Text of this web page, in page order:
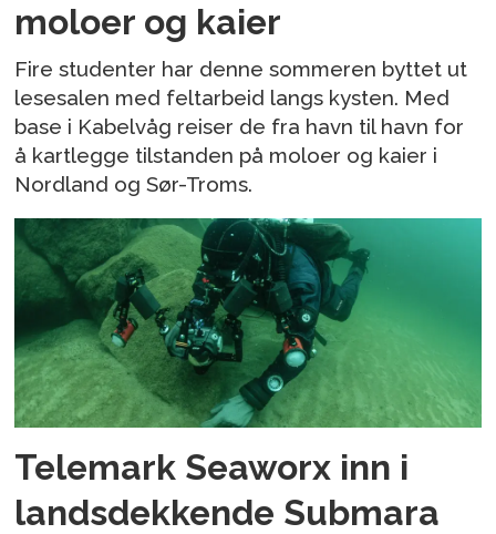
moloer og kaier
Fire studenter har denne sommeren byttet ut
lesesalen med feltarbeid langs kysten. Med
base i Kabelvåg reiser de fra havn til havn for
å kartlegge tilstanden på moloer og kaier i
Nordland og Sør-Troms.
Telemark Seaworx inn i
landsdekkende Submara